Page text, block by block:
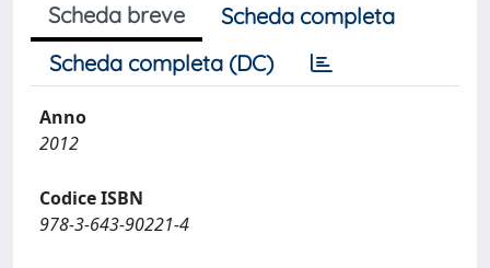
Scheda breve
Scheda completa
Scheda completa (DC)
Anno
2012
Codice ISBN
978-3-643-90221-4